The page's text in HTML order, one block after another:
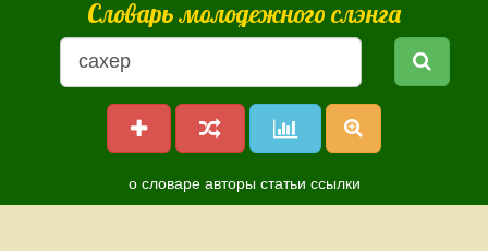
Словарь молодежного слэнга
о словаре авторы статьи ссылки